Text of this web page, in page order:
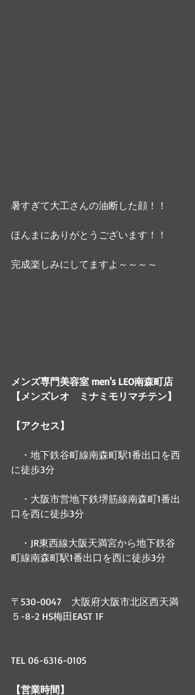
暑すぎて大工さんの油断した顔！！
ほんまにありがとうございます！！
完成楽しみにしてますよ～～～～
メンズ専門美容室 men's LEO南森町店
【メンズレオ　ミナミモリマチテン】
【アクセス】
・地下鉄谷町線南森町駅1番出口を西
に徒歩3分
・大阪市営地下鉄堺筋線南森町1番出
口を西に徒歩3分
・JR東西線大阪天満宮から地下鉄谷
町線南森町駅1番出口を西に徒歩3分
〒530-0047　大阪府大阪市北区西天満
５-8-2 HS梅田EAST 1F
TEL 06-6316-0105
【営業時間】